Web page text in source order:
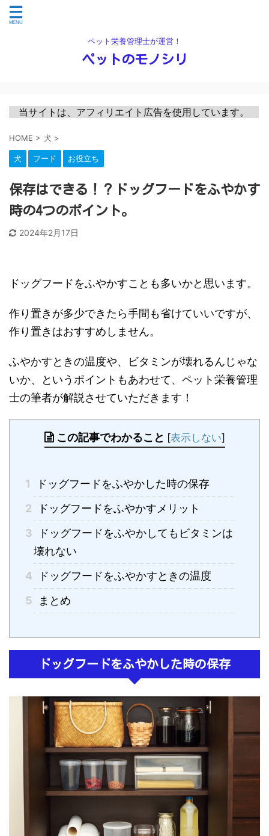
ペット栄養管理士が運営！
ペットのモノシリ
当サイトは、アフィリエイト広告を使用しています。
HOME > 犬 >
犬 フード お役立ち
保存はできる！？ドッグフードをふやかす
時の4つのポイント。
2024年2月17日
ドッグフードをふやかすことも多いかと思います。
作り置きが多少できたら手間も省けていいですが、
作り置きはおすすめしません。
ふやかすときの温度や、ビタミンが壊れるんじゃな
いか、というポイントもあわせて、ペット栄養管理
士の筆者が解説させていただきます！
この記事でわかること [表示しない]
1
ドッグフードをふやかした時の保存
2
ドッグフードをふやかすメリット
3
ドッグフードをふやかしてもビタミンは
壊れない
4
ドッグフードをふやかすときの温度
5
まとめ
ドッグフードをふやかした時の保存